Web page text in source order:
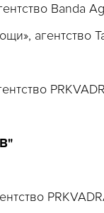
Banda
агентство
B"